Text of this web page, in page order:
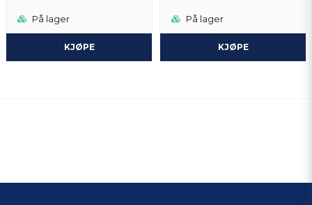
På lager
KJØPE
På lager
KJØPE